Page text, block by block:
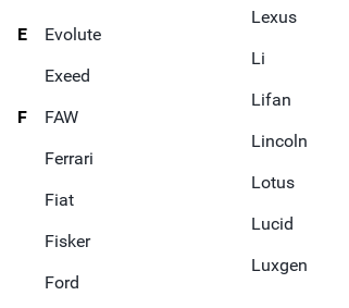
E
Evolute
Exeed
F
FAW
Ferrari
Fiat
Fisker
Ford
Lexus
Li
Lifan
Lincoln
Lotus
Lucid
Luxgen